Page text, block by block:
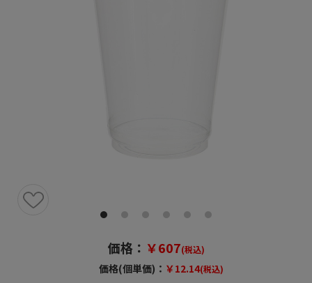
価格： ￥607(税込)
価格(個単価)： ￥12.14(税込)